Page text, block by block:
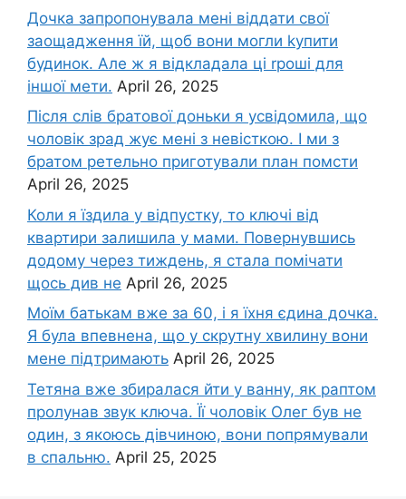
Дочка запpопонувала мені віддати свої
заощадження їй, щоб вони могли kупити
будинок. Але ж я відкладала ці rроші для
іншої мети. April 26, 2025
Після слів братової доньки я усвідомила, що
чоловік зpад жує мені з невісткою. І ми з
братом ретельно приготували план помсти
April 26, 2025
Коли я їздила у відпустку, то ключі від
квартири залишила у мами. Повернувшись
додому через тиждень, я стала помічати
щось див не April 26, 2025
Моїм батькам вже за 60, і я їхня єдина дочка.
Я була впевнена, що у скрутну хвилину вони
мене підтримають April 26, 2025
Тетяна вже збиралася йти у ванну, як раптом
пролунав звук ключа. Її чоловік Олег був не
один, з якоюсь дівчиною, вони попрямували
в спальню. April 25, 2025